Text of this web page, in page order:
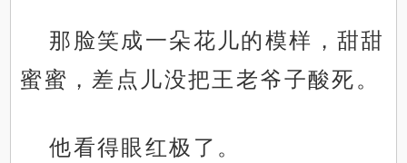
那脸笑成一朵花儿的模样，甜甜
蜜蜜，差点儿没把王老爷子酸死。
他看得眼红极了。